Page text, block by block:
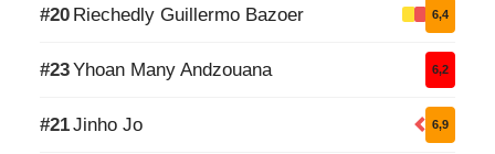
#20 Riechedly Guillermo Bazoer 6,4
#23Yhoan Many Andzouana 6,2
#21Jinho Jo 6,9